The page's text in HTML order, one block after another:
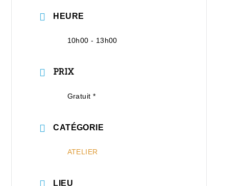
HEURE
10h00 - 13h00
PRIX
Gratuit *
CATÉGORIE
ATELIER
LIEU